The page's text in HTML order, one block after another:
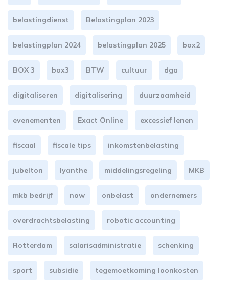
belastingdienst Belastingplan 2023
belastingplan 2024 belastingplan 2025 box2
BOX 3 box3 BTW cultuur dga
digitaliseren digitalisering duurzaamheid
evenementen Exact Online excessief lenen
fiscaal fiscale tips inkomstenbelasting
jubelton lyanthe middelingsregeling MKB
mkb bedrijf now onbelast ondernemers
overdrachtsbelasting robotic accounting
Rotterdam salarisadministratie schenking
sport subsidie tegemoetkoming loonkosten